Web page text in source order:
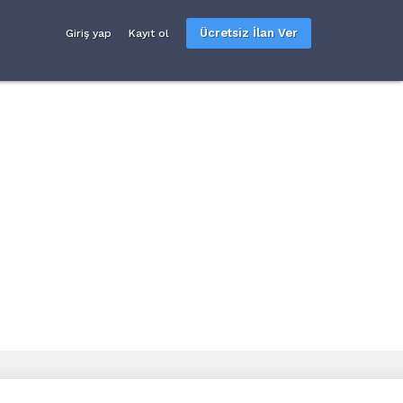
Giriş yap Kayıt ol Ücretsiz İlan Ver